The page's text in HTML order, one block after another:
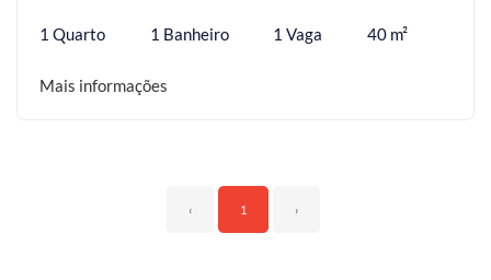
1 Quarto 1 Banheiro 1 Vaga 40 m²
Mais informações
‹ 1 ›